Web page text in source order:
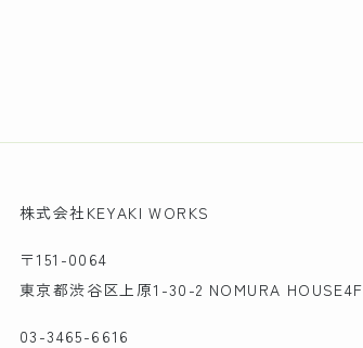
株式会社KEYAKI WORKS
〒151-0064
東京都渋谷区上原1-30-2 NOMURA HOUSE4F
03-3465-6616